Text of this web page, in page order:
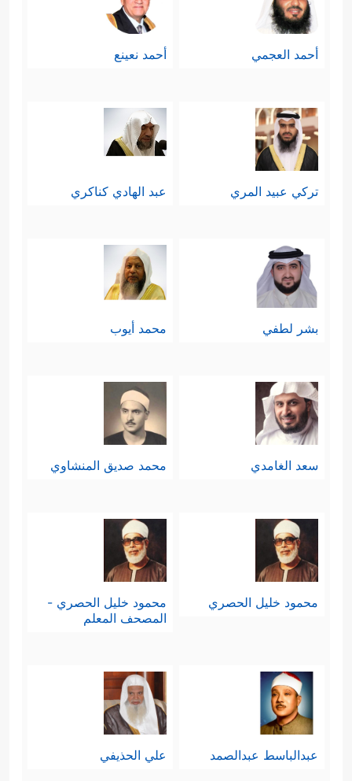
أحمد العجمي أحمد نعينع
تركي عبيد المري عبد الهادي كناكري
بشر لطفي محمد أيوب
سعد الغامدي محمد صديق المنشاوي
محمود خليل الحصري
محمود خليل الحصري -
المصحف المعلم
عبدالباسط عبدالصمد علي الحذيفي